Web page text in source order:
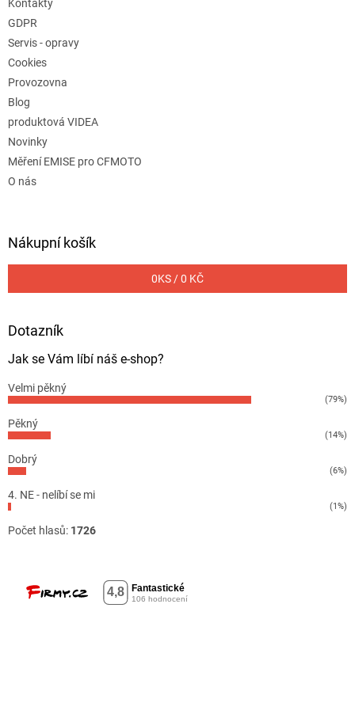
Kontakty
GDPR
Servis - opravy
Cookies
Provozovna
Blog
produktová VIDEA
Novinky
Měření EMISE pro CFMOTO
O nás
Nákupní košík
0KS /0 KČ
Dotazník
Jak se Vám líbí náš e-shop?
Velmi pěkný
(79%)
Pěkný
(14%)
Dobrý
(6%)
4. NE - nelíbí se mi
(1%)
Počet hlasů: 1726